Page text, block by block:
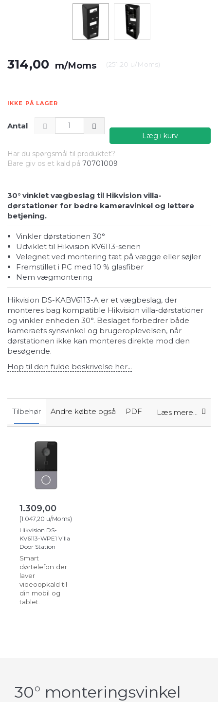
314,00 m/Moms (251,20 u/Moms)
IKKE PÅ LAGER
Antal
Læg i kurv
Har du spørgsmål til produktet?
Bare giv os et kald på 70701009
30° vinklet vægbeslag til Hikvision villa-
dørstationer for bedre kameravinkel og lettere
betjening.
Vinkler dørstationen 30°
Udviklet til Hikvision KV6113-serien
Velegnet ved montering tæt på vægge eller søjler
Fremstillet i PC med 10 % glasfiber
Nem vægmontering
Hikvision DS-KABV6113-A er et vægbeslag, der
monteres bag kompatible Hikvision villa-dørstationer
og vinkler enheden 30°. Beslaget forbedrer både
kameraets synsvinkel og brugeroplevelsen, når
dørstationen ikke kan monteres direkte mod den
besøgende.
Hop til den fulde beskrivelse her...
Læs mere...
Tilbehør Andre købte også PDF
1.309,00
(1.047,20 u/Moms)
Hikvision DS-
KV6113-WPE1 Villa
Door Station
Smart
dørtelefon der
laver
videoopkald til
din mobil og
tablet.
30° monteringsvinkel